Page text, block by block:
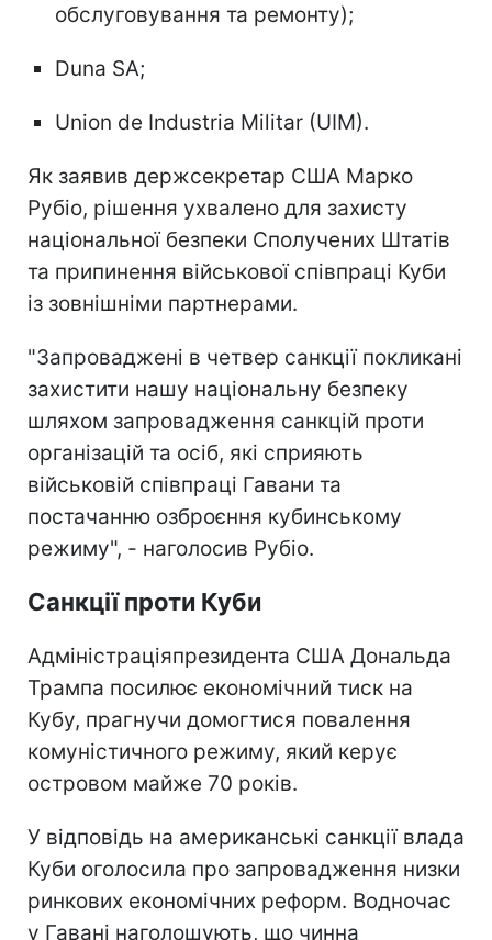
обслуговування та ремонту);
Duna SA;
Union de Industria Militar (UIM).
Як заявив держсекретар США Марко
Рубіо, рішення ухвалено для захисту
національної безпеки Сполучених Штатів
та припинення військової співпраці Куби
із зовнішніми партнерами.
"Запроваджені в четвер санкції покликані
захистити нашу національну безпеку
шляхом запровадження санкцій проти
організацій та осіб, які сприяють
військовій співпраці Гавани та
постачанню озброєння кубинському
режиму", - наголосив Рубіо.
Санкції проти Куби
Адміністраціяпрезидента США Дональда
Трампа посилює економічний тиск на
Кубу, прагнучи домогтися повалення
комуністичного режиму, який керує
островом майже 70 років.
У відповідь на американські санкції влада
Куби оголосила про запровадження низки
ринкових економічних реформ. Водночас
у Гавані наголошують, що чинна